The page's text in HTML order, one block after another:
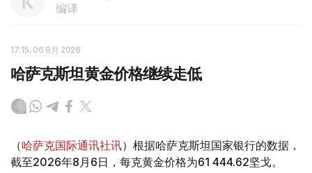
编译
17:15, 06 8月 2026
哈萨克斯坦黄金价格继续走低
（哈萨克国际通讯社讯）根据哈萨克斯坦国家银行的数据，
截至2026年8月6日，每克黄金价格为61 444.62坚戈。